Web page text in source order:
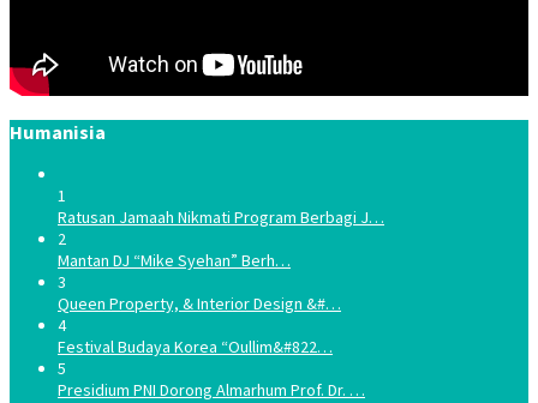
Humanisia
1
Ratusan Jamaah Nikmati Program Berbagi J…
2
Mantan DJ “Mike Syehan” Berh…
3
Queen Property, & Interior Design &#…
4
Festival Budaya Korea “Oullim&#822…
5
Presidium PNI Dorong Almarhum Prof. Dr. …